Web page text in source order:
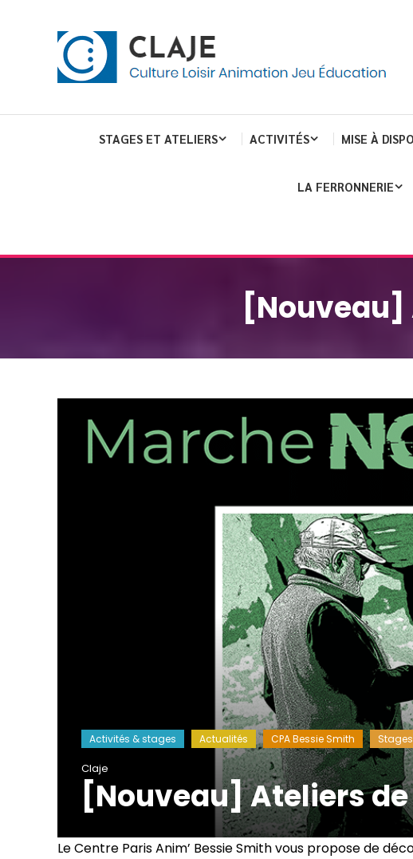
Claje
STAGES ET ATELIERS ACTIVITÉS MISE À
LA FERRONNERIE
[Nouveau]
Activités & stages Actualités CPA Bessie Smith Stages
Claje
[Nouveau] Ateliers
Le Centre Paris Anim’ Bessie Smith vous propose de